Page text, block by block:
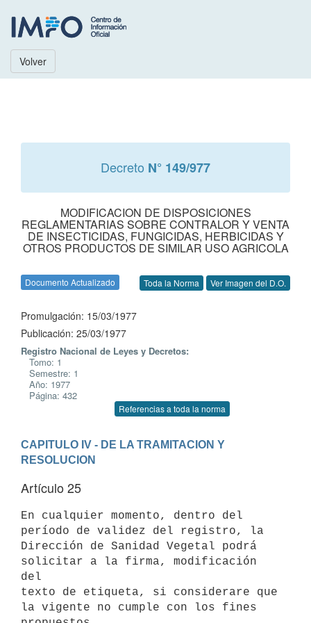
Volver
Decreto N° 149/977
MODIFICACION DE DISPOSICIONES
REGLAMENTARIAS SOBRE CONTRALOR Y VENTA
DE INSECTICIDAS, FUNGICIDAS, HERBICIDAS Y
OTROS PRODUCTOS DE SIMILAR USO AGRICOLA
Documento Actualizado Toda la Norma Ver Imagen del D.O.
Promulgación: 15/03/1977
Publicación: 25/03/1977
Registro Nacional de Leyes y Decretos:
Tomo: 1
Semestre: 1
Año: 1977
Página: 432
Referencias a toda la norma
CAPITULO IV - DE LA TRAMITACION Y
RESOLUCION
Artículo 25
En cualquier momento, dentro del
período de validez del registro, la
Dirección de Sanidad Vegetal podrá
solicitar a la firma, modificación
del
texto de etiqueta, si considerare que
la vigente no cumple con los fines